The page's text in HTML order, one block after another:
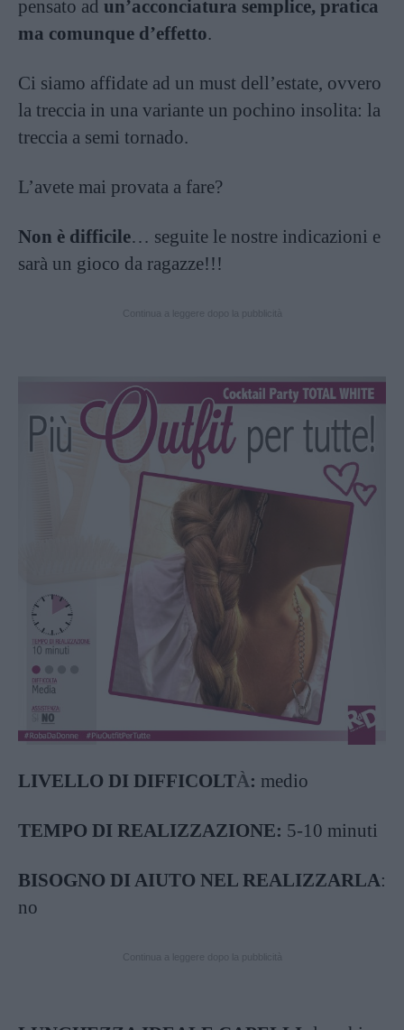
pensato ad un’acconciatura semplice, pratica
ma comunque d’effetto.
Ci siamo affidate ad un must dell’estate, ovvero
la treccia in una variante un pochino insolita: la
treccia a semi tornado.
L’avete mai provata a fare?
Non è difficile… seguite le nostre indicazioni e
sarà un gioco da ragazze!!!
LIVELLO DI DIFFICOLTÀ: medio
TEMPO DI REALIZZAZIONE: 5-10 minuti
BISOGNO DI AIUTO NEL REALIZZARLA:
no